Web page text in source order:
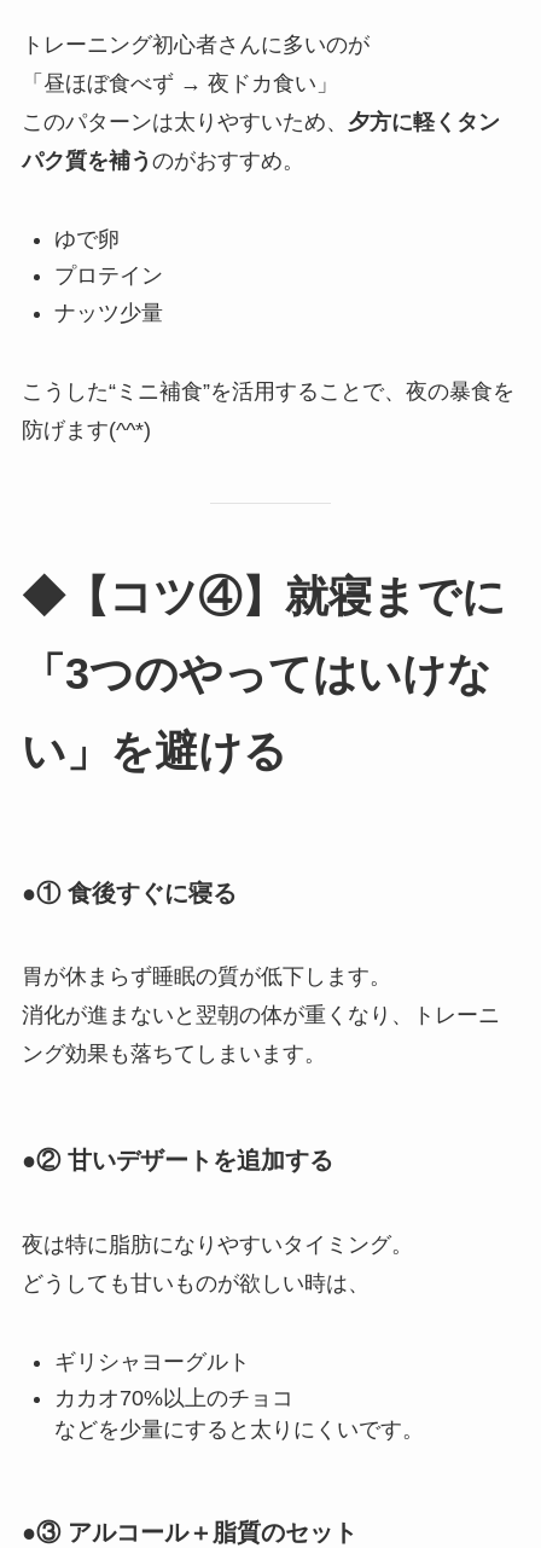
トレーニング初心者さんに多いのが
「昼ほぼ食べず → 夜ドカ食い」
このパターンは太りやすいため、 夕方に軽くタン
パク質を補う のがおすすめ。
ゆで卵
プロテイン
ナッツ少量
こうした“ミニ補食”を活用することで、夜の暴食を
防げます(^^*)
◆【コツ④】就寝までに
「3つのやってはいけな
い」を避ける
●① 食後すぐに寝る
胃が休まらず睡眠の質が低下します。
消化が進まないと翌朝の体が重くなり、トレーニ
ング効果も落ちてしまいます。
●② 甘いデザートを追加する
夜は特に脂肪になりやすいタイミング。
どうしても甘いものが欲しい時は、
ギリシャヨーグルト
カカオ70%以上のチョコ
などを少量にすると太りにくいです。
●③ アルコール＋脂質のセット